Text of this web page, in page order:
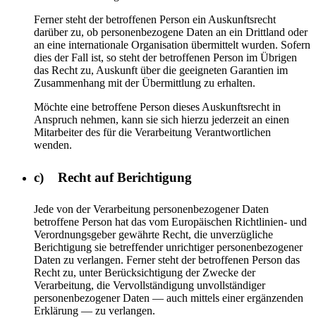
Ferner steht der betroffenen Person ein Auskunftsrecht
darüber zu, ob personenbezogene Daten an ein Drittland oder
an eine internationale Organisation übermittelt wurden. Sofern
dies der Fall ist, so steht der betroffenen Person im Übrigen
das Recht zu, Auskunft über die geeigneten Garantien im
Zusammenhang mit der Übermittlung zu erhalten.
Möchte eine betroffene Person dieses Auskunftsrecht in
Anspruch nehmen, kann sie sich hierzu jederzeit an einen
Mitarbeiter des für die Verarbeitung Verantwortlichen
wenden.
c) Recht auf Berichtigung
Jede von der Verarbeitung personenbezogener Daten
betroffene Person hat das vom Europäischen Richtlinien- und
Verordnungsgeber gewährte Recht, die unverzügliche
Berichtigung sie betreffender unrichtiger personenbezogener
Daten zu verlangen. Ferner steht der betroffenen Person das
Recht zu, unter Berücksichtigung der Zwecke der
Verarbeitung, die Vervollständigung unvollständiger
personenbezogener Daten — auch mittels einer ergänzenden
Erklärung — zu verlangen.